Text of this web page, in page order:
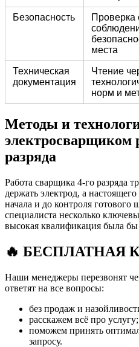
Безопасность
Проверка
места
Техническая
документация
Чтение
норм и
Методы и
электросварщиком
разряда
Работа сварщика 4-го разряда
держать электрод, а
начала и до контроля готового
специалиста несколько
высокая квалификация была
🔥 БЕСПЛАТНАЯ
Наши менеджеры перезвонят
ответят на все вопросы:
без продаж и
расскажем всё про услугу;
поможем принять
запросу.